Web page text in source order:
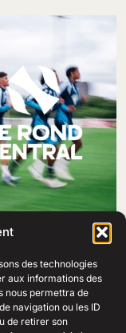
des technologies
aux informations des
nous permettra de
navigation ou les ID
de retirer son